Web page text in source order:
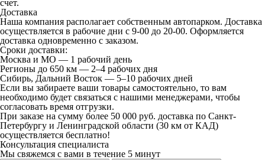
счет.
Доставка
Наша компания располагает собственным автопарком. Доставка
осуществляется в рабочие дни с 9-00 до 20-00. Оформляется
доставка одновременно с заказом.
Сроки доставки:
Москва и МО — 1 рабочий день
Регионы до 650 км — 2–4 рабочих дня
Сибирь, Дальний Восток — 5–10 рабочих дней
Если вы забираете ваши товары самостоятельно, то вам
необходимо будет связаться с нашими менеджерами, чтобы
согласовать время отгрузки.
При заказе на сумму более 50 000 руб. доставка по Санкт-
Петербургу и Ленинградской области (30 км от КАД)
осуществляется бесплатно!
Консультация специалиста
Мы свяжемся с вами в течение 5 минут